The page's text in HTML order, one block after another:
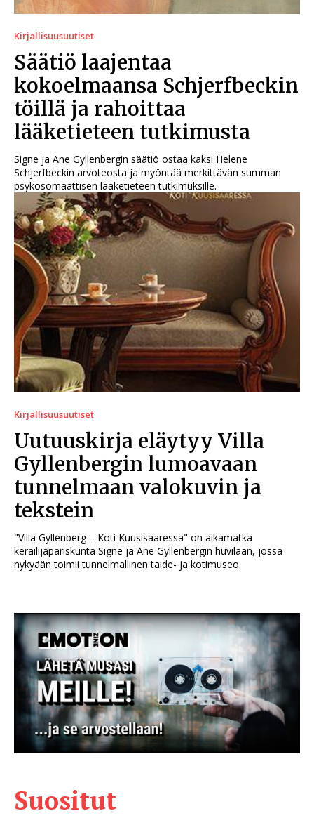
Kirjallisuusuutiset
Säätiö laajentaa
kokoelmaansa Schjerfbeckin
töillä ja rahoittaa
lääketieteen tutkimusta
Signe ja Ane Gyllenbergin säätiö ostaa kaksi Helene
Schjerfbeckin arvoteosta ja myöntää merkittävän summan
psykosomaattisen lääketieteen tutkimuksille.
Kirjallisuusuutiset
Uutuuskirja eläytyy Villa
Gyllenbergin lumoavaan
tunnelmaan valokuvin ja
tekstein
"Villa Gyllenberg – Koti Kuusisaaressa" on aikamatka
keräilijäpariskunta Signe ja Ane Gyllenbergin huvilaan, jossa
nykyään toimii tunnelmallinen taide- ja kotimuseo.
Suositut